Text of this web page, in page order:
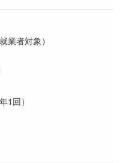
業者対象）
1回）